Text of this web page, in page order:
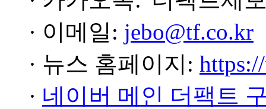
· 이메일: jebo@tf.co.kr
· 뉴스 홈페이지:
· 네이버 메인 더팩트